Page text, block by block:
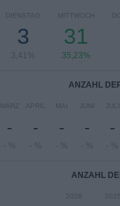
DIENSTAG
3
3,41%
MITTWOCH
31
35,23%
ANZAHL
MÄRZ
-
- %
APRIL
-
- %
MAI
-
- %
JUNI
-
- %
JULI
-
- %
ANZAHL
2026 2025